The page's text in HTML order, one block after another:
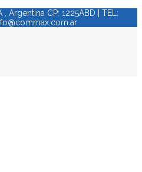
Argentina CP: 1225ABD | TEL: